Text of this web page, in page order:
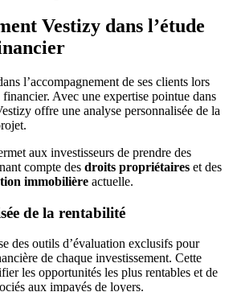
Vestizy dans l’étude
l’accompagnement de ses clients lors
financier. Avec une expertise pointue dans
offre une analyse personnalisée de la
aux investisseurs de prendre des
compte des droits propriétaires et des
immobilière actuelle.
de la rentabilité
des outils d’évaluation exclusifs pour
de chaque investissement. Cette
les opportunités les plus rentables et de
aux impayés de loyers.